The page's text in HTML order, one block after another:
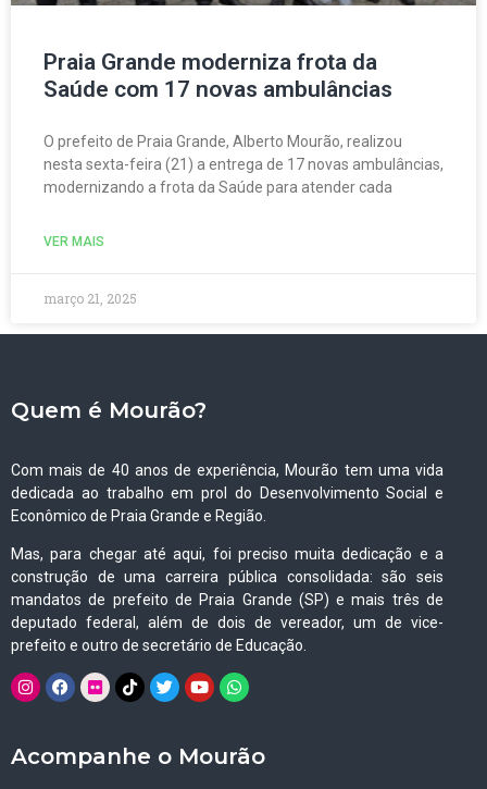
Praia Grande moderniza frota da
Saúde com 17 novas ambulâncias
O prefeito de Praia Grande, Alberto Mourão, realizou
nesta sexta-feira (21) a entrega de 17 novas ambulâncias,
modernizando a frota da Saúde para atender cada
VER MAIS
março 21, 2025
Quem é Mourão?
Com mais de 40 anos de experiência, Mourão tem uma vida
dedicada ao trabalho em prol do Desenvolvimento Social e
Econômico de Praia Grande e Região.
Mas, para chegar até aqui, foi preciso muita dedicação e a
construção de uma carreira pública consolidada: são seis
mandatos de prefeito de Praia Grande (SP) e mais três de
deputado federal, além de dois de vereador, um de vice-
prefeito e outro de secretário de Educação.
Acompanhe o Mourão